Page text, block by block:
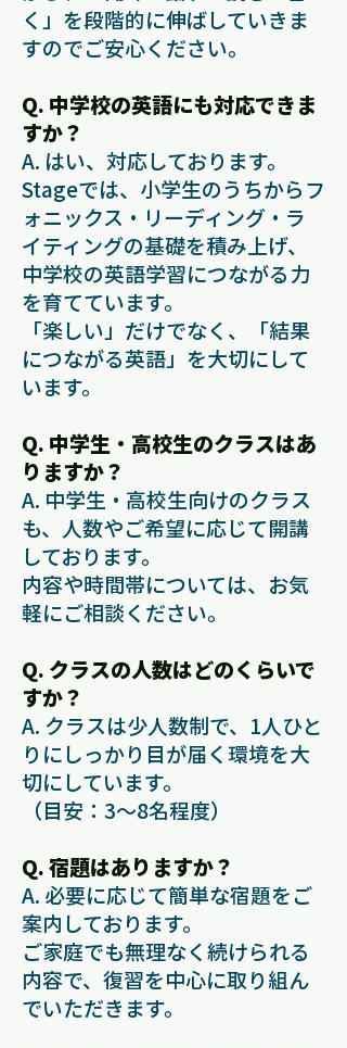
く」を段階的に伸ばしていきま
すのでご安心ください。
Q. 中学校の英語にも対応できま
すか？
A. はい、対応しております。
Stageでは、小学生のうちからフ
ォニックス・リーディング・ラ
イティングの基礎を積み上げ、
中学校の英語学習につながる力
を育てています。
「楽しい」だけでなく、「結果
につながる英語」を大切にして
います。
Q. 中学生・高校生のクラスはあ
りますか？
A. 中学生・高校生向けのクラス
も、人数やご希望に応じて開講
しております。
内容や時間帯については、お気
軽にご相談ください。
Q. クラスの人数はどのくらいで
すか？
A. クラスは少人数制で、1人ひと
りにしっかり目が届く環境を大
切にしています。
（目安：3〜8名程度）
Q. 宿題はありますか？
A. 必要に応じて簡単な宿題をご
案内しております。
ご家庭でも無理なく続けられる
内容で、復習を中心に取り組ん
でいただきます。